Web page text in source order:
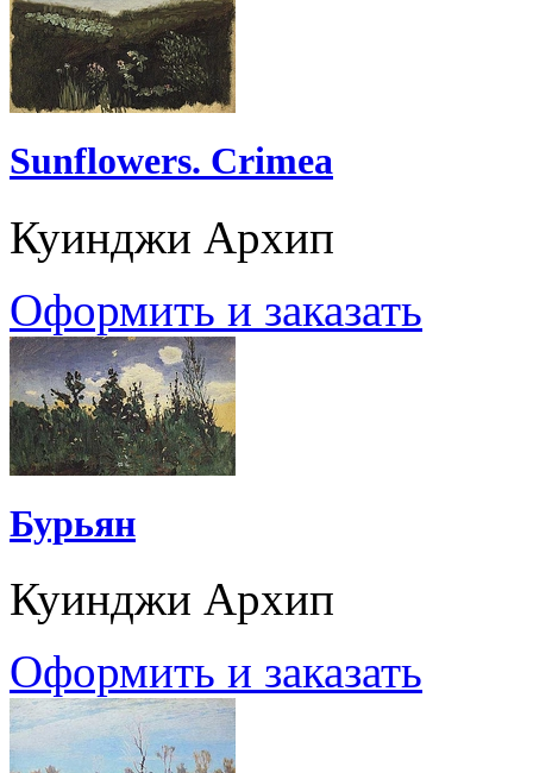
Sunflowers. Crimea
Куинджи Архип
Оформить и заказать
Бурьян
Куинджи Архип
Оформить и заказать